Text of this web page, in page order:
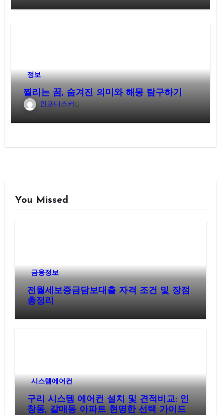
정보
찔리는 꿈, 숨겨진 의미와 해몽 탐구하기
인포디스커
You Missed
금융정보
전월세보증금담보대출 자격 조건 및 장점
총정리
시스템에어컨
구리 시스템 에어컨 설치 및 견적비교: 인
창동, 갈매동 아파트 현명한 선택 가이드